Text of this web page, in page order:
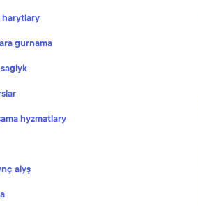
harytlary
gurnama
hyzmatlary
alyş